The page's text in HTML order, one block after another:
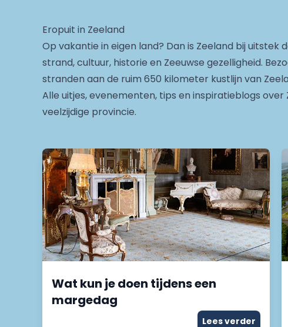
Eropuit in Zeeland
Op vakantie in eigen land? Dan is Zeeland bij
strand, cultuur, historie en Zeeuwse gezelligheid.
stranden aan de ruim 650 kilometer kustlijn van
Alle uitjes, evenementen, tips en inspiratieblogs
veelzijdige provincie.
Wat kun je doen tijdens een
margedag
Lees verder